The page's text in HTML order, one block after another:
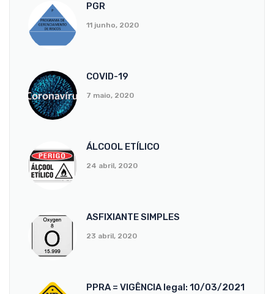
PGR
11 junho, 2020
COVID-19
7 maio, 2020
ÁLCOOL ETÍLICO
24 abril, 2020
ASFIXIANTE SIMPLES
23 abril, 2020
PPRA = VIGÊNCIA legal: 10/03/2021